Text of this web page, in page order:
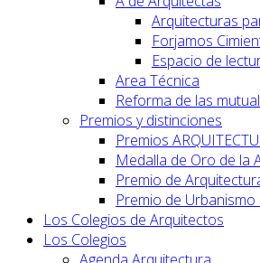
Arquitecturas
Forjamos
Espacio de
Area Técnica
Reforma de las
Premios y distinciones
Premios
Medalla de Oro de la
Premio de
Premio de Urbanismo
Los Colegios de Arquitectos
Los Colegios